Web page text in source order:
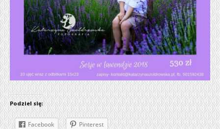
Podziel się:
Facebook Pinterest